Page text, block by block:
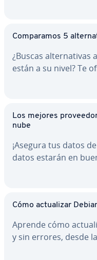
Co­m­pa­ra­mos 5
¿Buscas al­te­r­na­ti­vas
están a su nivel? Te
Los mejores
nube
¡Asegura tus datos
datos estarán en
Cómo ac­tua­li­zar
Aprende cómo
y sin errores, desde